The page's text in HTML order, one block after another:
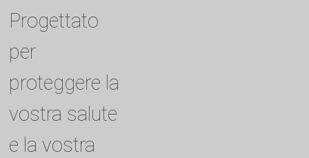
Progettato
per
proteggere la
vostra salute
e la vostra